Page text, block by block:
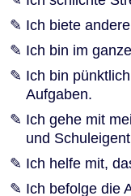
Ich biete
Ich bin im
Ich bin
Aufgaben.
Ich gehe mit
und
Ich helfe mit,
Ich befolge die